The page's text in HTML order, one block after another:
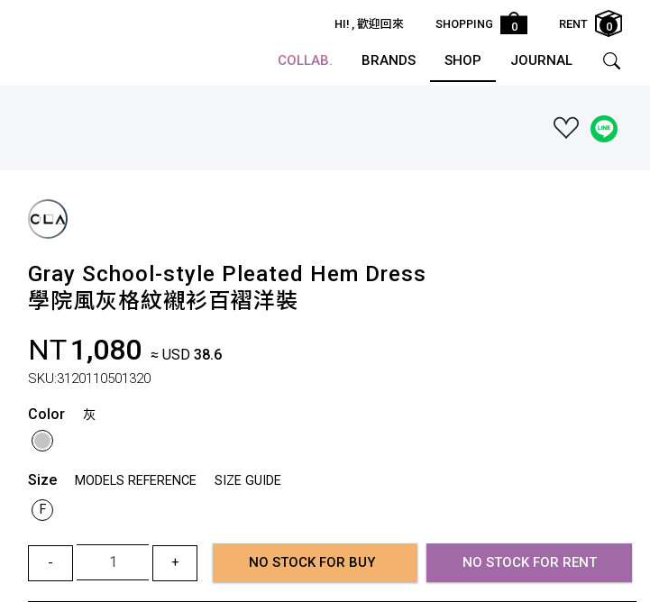
HI! , 歡迎回來 SHOPPING 0 RENT 0
COLLAB. BRANDS SHOP JOURNAL
Gray School-style Pleated Hem Dress
學院風灰格紋襯衫百褶洋裝
NT1,080 ≈ USD 38.6
SKU:3120110501320
Color 灰
Size MODELS REFERENCE
SIZE GUIDE
F
- + NO STOCK FOR BUY NO STOCK FOR RENT